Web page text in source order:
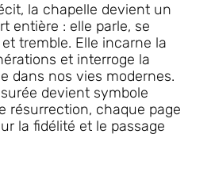
la chapelle devient un
entière : elle parle, se
tremble. Elle incarne la
et interroge la
dans nos vies modernes.
devient symbole
résurrection, chaque page
la fidélité et le passage